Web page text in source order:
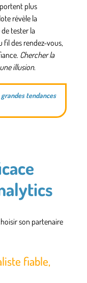
plus
révèle la
tester la
fil des rendez-vous,
Chercher la
illusion.
grandes tendances
son partenaire
fiable,